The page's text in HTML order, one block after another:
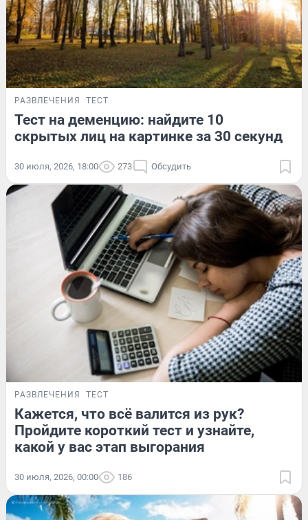
РАЗВЛЕЧЕНИЯ ТЕСТ
Тест на деменцию: найдите 10
скрытых лиц на картинке за 30 секунд
30 июля, 2026, 18:00 273 Обсудить
РАЗВЛЕЧЕНИЯ ТЕСТ
Кажется, что всё валится из рук?
Пройдите короткий тест и узнайте,
какой у вас этап выгорания
30 июля, 2026, 00:00 186